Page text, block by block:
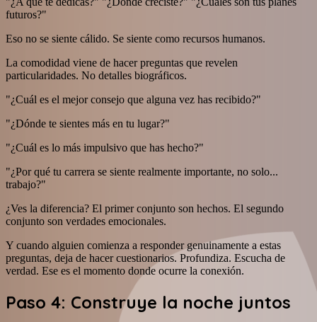
futuros?"
Eso no se siente cálido. Se siente como recursos humanos.
La comodidad viene de hacer preguntas que revelen
particularidades. No detalles biográficos.
"¿Cuál es el mejor consejo que alguna vez has recibido?"
"¿Dónde te sientes más en tu lugar?"
"¿Cuál es lo más impulsivo que has hecho?"
"¿Por qué tu carrera se siente realmente importante, no solo...
trabajo?"
¿Ves la diferencia? El primer conjunto son hechos. El segundo
conjunto son verdades emocionales.
Y cuando alguien comienza a responder genuinamente a estas
preguntas, deja de hacer cuestionarios. Profundiza. Escucha de
verdad. Ese es el momento donde ocurre la conexión.
Paso 4: Construye la noche juntos